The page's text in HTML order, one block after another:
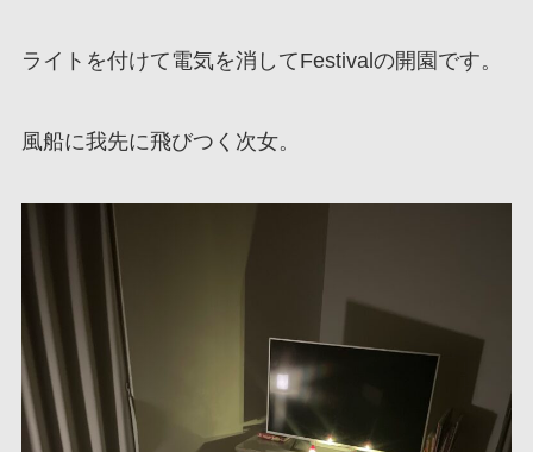
ライトを付けて電気を消してFestivalの開園です。
風船に我先に飛びつく次女。